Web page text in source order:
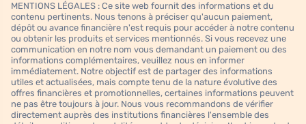
MENTIONS LÉGALES : Ce site web fournit des informations et du
contenu pertinents. Nous tenons à préciser qu'aucun paiement,
dépôt ou avance financière n'est requis pour accéder à notre contenu
ou obtenir les produits et services mentionnés. Si vous recevez une
communication en notre nom vous demandant un paiement ou des
informations complémentaires, veuillez nous en informer
immédiatement. Notre objectif est de partager des informations
utiles et actualisées, mais compte tenu de la nature évolutive des
offres financières et promotionnelles, certaines informations peuvent
ne pas être toujours à jour. Nous vous recommandons de vérifier
directement auprès des institutions financières l'ensemble des